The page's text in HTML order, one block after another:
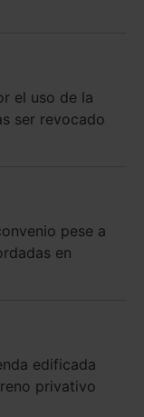
el uso de la
ser revocado
pese a
en
edificada
privativo